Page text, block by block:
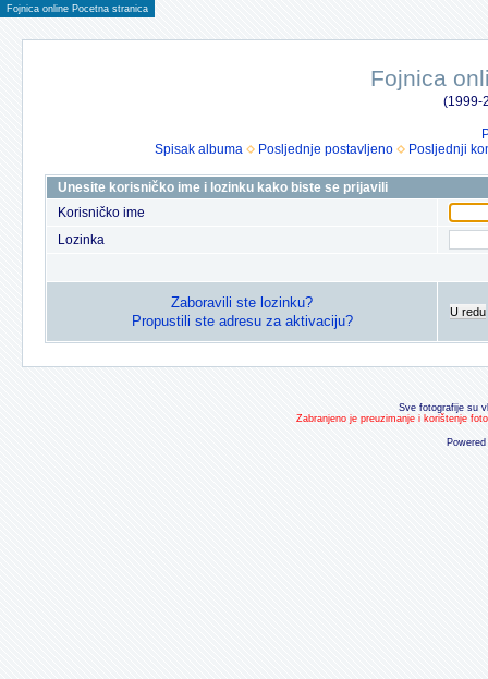
Fojnica online Pocetna stranica
Fojnica
(1999-
Spisak albuma
Posljednje postavljeno Posljednji
Unesite korisničko ime i lozinku kako biste se prijavili
Korisničko ime
Lozinka
Zaboravili ste lozinku?
Propustili ste adresu za aktivaciju?
U redu
Sve fotografije su
Zabranjeno je preuzimanje i korištenje